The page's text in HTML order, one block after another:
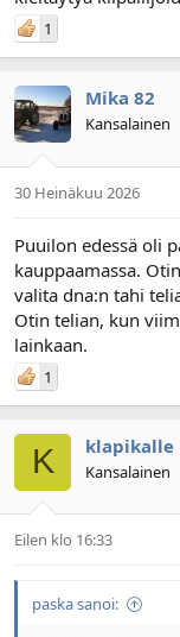
1
Mika 82
Kansalainen
30 Heinäkuu 2026
Puuilon edessä oli
kauppaamassa.
valita dna:n tahi
Otin telian, kun
lainkaan.
1
K klapikalle
Kansalainen
Eilen klo 16:33
paska sanoi: